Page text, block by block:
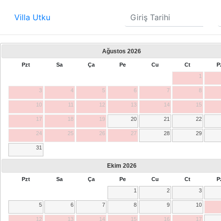
Villa Utku
Ağustos 2026
Pzt Sa Ça Pe Cu Ct
1
3 4 5 6 7 8
10 11 12 13 14 15
17 18 19 20 21 22
24 25 26 27 28 29
31
Ekim 2026
Pzt Sa Ça Pe Cu Ct
1
2 3
5 6 7 8 9 10
12 13 14 15 16 17